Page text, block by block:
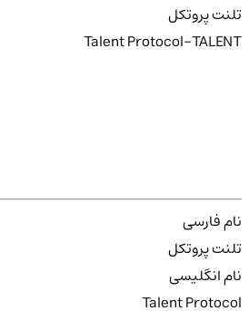
تلنت پروتکل
Talent Protocol-TALENT
نام فارسی
تلنت پروتکل
نام انگلیسی
Talent Protocol